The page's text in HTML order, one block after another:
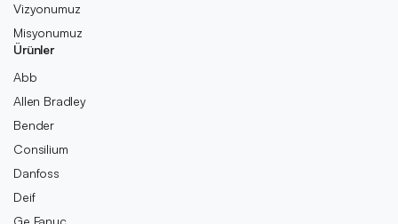
Vizyonumuz
Misyonumuz
Ürünler
Abb
Allen Bradley
Bender
Consilium
Danfoss
Deif